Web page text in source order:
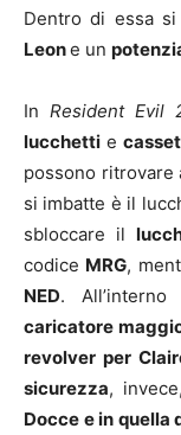
Dentro di essa
Leone un
In Resident Evil
lucchetti e
possono
si imbatte è il
sbloccare il
codice MRG,
NED.
caricatore
revolver per
sicurezza,
Docce e in quella